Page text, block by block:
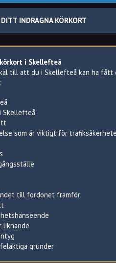
lindriga trafikbrott.
gäller under prövotiden eller
körkort och ibland indraget
för det korrekta juridiska
INDRAGNA KÖRKORT
i Skellefteå
till att du i Skellefteå kan ha
Skellefteå
som är viktigt för
till fordonet framför
liknande
grunder